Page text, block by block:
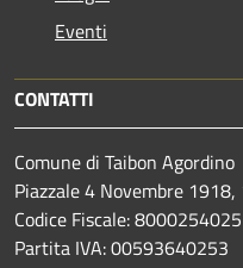
Eventi
CONTATTI
Comune di Taibon Agordino
Piazzale 4 Novembre
Codice Fiscale:
Partita IVA: 00593640253